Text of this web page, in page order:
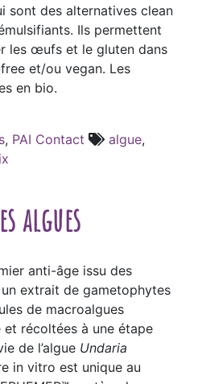
sont des alternatives clean
Ils permettent
les œufs et le gluten dans
et/ou vegan. Les
en bio.
, PAI Contact algue,
algues
anti-âge issu des
extrait de gametophytes
de macroalgues
récoltées à une étape
de l’algue Undaria
in vitro est unique au